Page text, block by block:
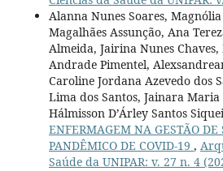
Alanna Nunes Soares, Magnólia
Magalhães Assunção, Ana
Almeida, Jairina Nunes
Andrade Pimentel,
Caroline Jordana Azevedo dos
Lima dos Santos, Jainara Maria
Hálmisson D’Árley Santos
ENFERMAGEM NA GESTÃO DE
PANDÊMICO DE COVID-19 ,
Saúde da UNIPAR: v. 27 n. 4